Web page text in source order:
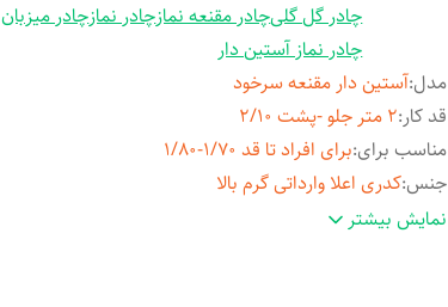
چادر گل گلیچادر مقنعه نمازچادر نمازچادر میزبان
چادر نماز آستین دار
مدل:آستین دار مقنعه سرخود
قد کار:2 متر جلو -پشت 2/10
مناسب برای:برای افراد تا قد 1/70-1/80
جنس:کدری اعلا وارداتی گرم بالا
عرض کار:2/40 متر
نمایش بیشتر